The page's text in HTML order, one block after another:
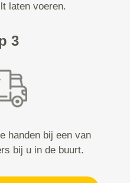
laten voeren.
3
handen bij een van
bij u in de buurt.